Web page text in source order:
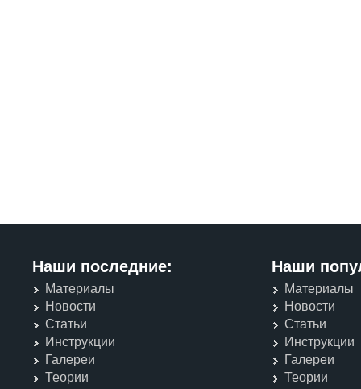
Наши последние:
Материалы
Новости
Статьи
Инструкции
Галереи
Теории
Наши
Материалы
Новости
Статьи
Инструкции
Галереи
Теории